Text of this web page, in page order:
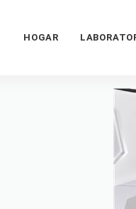
HOGAR